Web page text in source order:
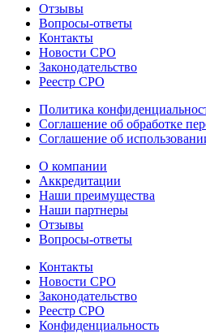
Отзывы
Вопросы-ответы
Контакты
Новости СРО
Законодательство
Реестр СРО
Политика
Соглашение об обработке
Соглашение об
О компании
Аккредитации
Наши преимущества
Наши партнеры
Отзывы
Вопросы-ответы
Контакты
Новости СРО
Законодательство
Реестр СРО
Конфиденциальность